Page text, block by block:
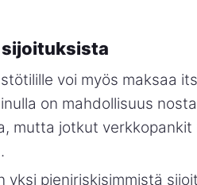
sijoituksista
voi myös maksaa
on mahdollisuus
mutta jotkut verkkopankit
yksi pieniriskisimmistä